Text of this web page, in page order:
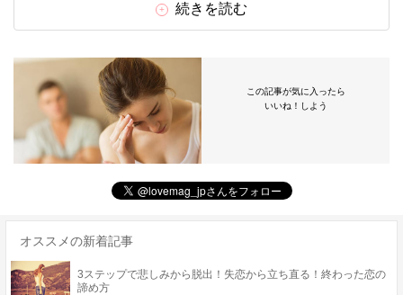
続きを読む
この記事が気に入ったら
いいね！しよう
オススメの新着記事
3ステップで悲しみから脱出！失恋から立ち直る！終わった恋の
諦め方